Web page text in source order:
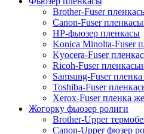
Brother-Fuser
Canon-Fuser
HP-фьюзер пленкасы
Konica Minolta-Fuser
Kyocera-Fuser
Ricoh-Fuser
Samsung-Fuser
Toshiba-Fuser
Xerox-Fuser пленка
Жогорку фьюзер ролиги
Brother-Upper
Canon-Upper фюзер